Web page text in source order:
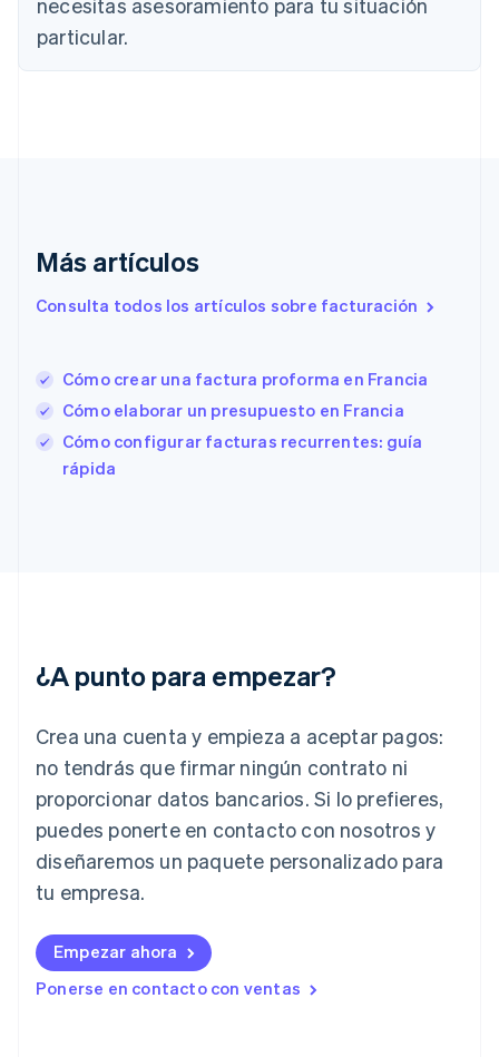
necesitas asesoramiento para tu situación
particular.
Más artículos
Consulta todos los artículos sobre facturación
Cómo crear una factura proforma en Francia
Cómo elaborar un presupuesto en Francia
Cómo configurar facturas recurrentes: guía
rápida
¿A punto para empezar?
Crea una cuenta y empieza a aceptar pagos:
no tendrás que firmar ningún contrato ni
proporcionar datos bancarios. Si lo prefieres,
puedes ponerte en contacto con nosotros y
diseñaremos un paquete personalizado para
tu empresa.
Empezar ahora
Ponerse en contacto con ventas
Chipre
English
Eslovenia
English Italiano
EspañolEnglish
Estonia
English
English Svenska
Francia
English
Irlanda
Italia
ItalianoEnglish
Japón
日本語
Letonia
English
DeutschEnglish
English
Luxemburgo
FrançaisDeutschEnglish